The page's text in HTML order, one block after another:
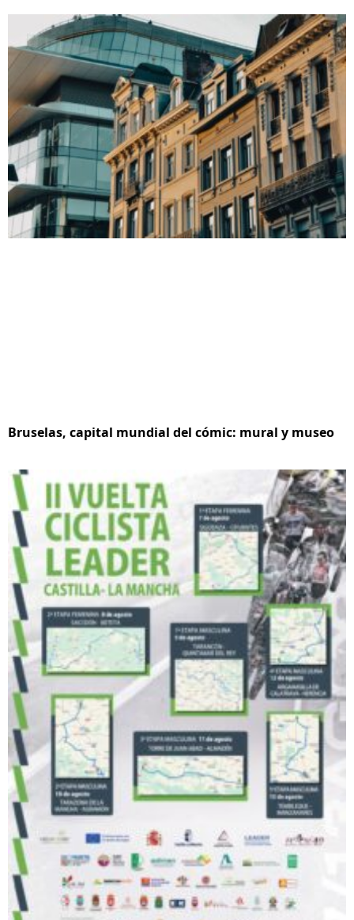
Bruselas, capital mundial del cómic: mural y museo